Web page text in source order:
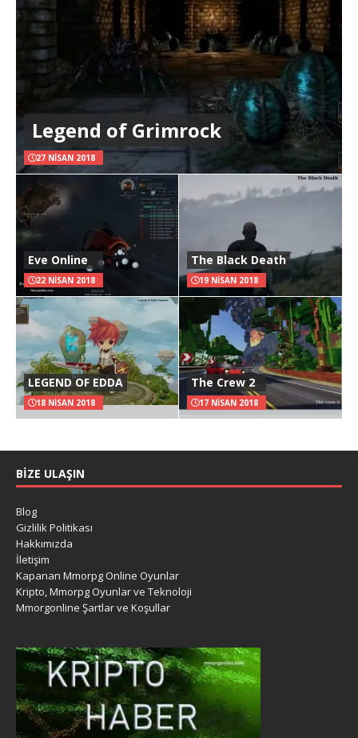
Legend of Grimrock
27 NISAN 2018
Eve Online
22 NISAN 2018
The Black Death
19 NISAN 2018
LEGEND OF EDDA
18 NISAN 2018
The Crew 2
17 NISAN 2018
BIZE ULAŞIN
Blog
Gizlilik Politikası
Hakkımızda
İletişim
Kapanan Mmorpg Online Oyunlar
Kripto, Mmorpg Oyunlar ve Teknoloji
Mmorgonline Şartlar ve Koşullar